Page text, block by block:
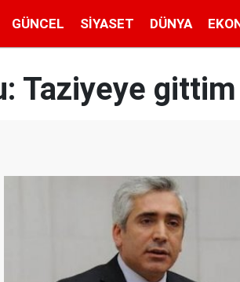
GÜNCEL SIYASET DÜNYA
Taziyeye